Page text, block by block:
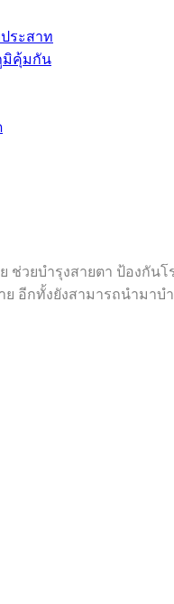
ระสาท
มิคุ้มกัน
วยบำรุงสายตา ป้องกันโ
อีกทั้งยังสามารถนำมา